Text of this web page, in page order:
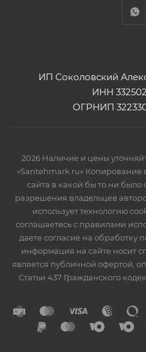
ИП Соколовский
ИНН
ОГРНИП
2026 Наличие и цены
«Santehmark.ru» Копирование
сайта в какой бы то ни
разрешения владельцев
использует технологию
соглашаетесь с правилами
даете согласие на обработку
информация на сайте носит
является публичной офертой,
Статьи 437 Гражданского